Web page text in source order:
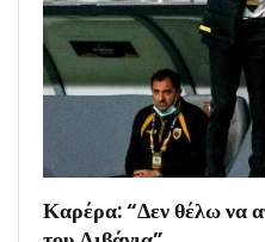
Καρέρα: “Δεν θέλω να